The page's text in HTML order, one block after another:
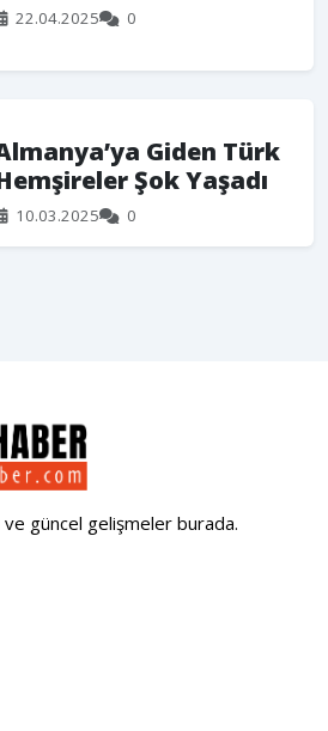
22.04.2025 0
Giden Türk
Şok Yaşadı
10.03.2025 0
ve güncel gelişmeler burada.